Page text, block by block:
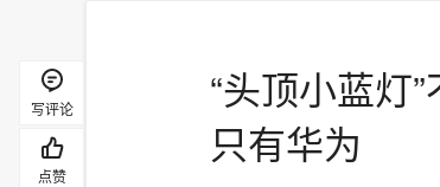
写评论
点赞
“头顶小蓝灯
只有华为